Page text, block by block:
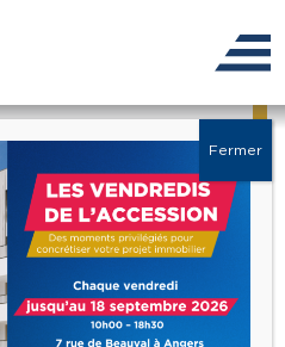
3 chambres 90
Fermer